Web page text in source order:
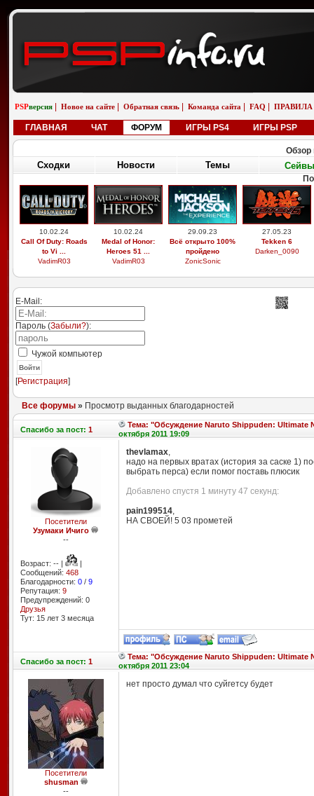
PSPверсия Новое на сайте Обратная связь Команда сайта FAQ ПРАВИЛА
ГЛАВНАЯ ЧАТ ФОРУМ ИГРЫ PS4 ИГРЫ PSP
Обзор
Сходки Новости Темы Сейвы
10.02.24
Call Of Duty: Roads
to Vi ...
VadimR03
10.02.24
Medal of Honor:
Heroes 51 ...
VadimR03
29.09.23
Всё открыто 100%
пройдено
ZonicSonic
27.05.23
Tekken 6
Darken_0090
E-Mail:
Пароль (Забыли?):
Чужой компьютер
Войти
[Регистрация]
Все форумы» Просмотр выданных благодарностей
Спасибоза пост: 1
Тема: "Обсуждение Naruto Shippuden: Ultimate
октября 2011 19:09
Посетители
Узумаки Ичиго
--
Возраст: -- |
|
Сообщений: 468
Благодарности: 0/ 9
Репутация: 9
Предупреждений: 0
Друзья
Тут: 15 лет 3 месяцa
thevlamax,
надо на первых вратах (история за саске 1)
выбрать перса) если помог поставь плюсик
Добавлено спустя 1 минуту 47 секунд:
pain199514,
НА СВОЕЙ! 5 03 прометей
Спасибоза пост: 1
Тема: "Обсуждение Naruto Shippuden: Ultimate
октября 2011 23:04
Посетители
shusman
--
нет просто думал что суйгетсу будет